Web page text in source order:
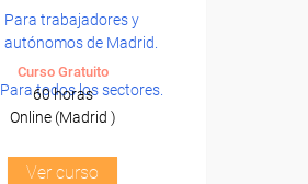
Para trabajadores y
autónomos de Madrid.
Para todos los sectores.
Curso Gratuito
60 horas
Online (Madrid )
Ver curso